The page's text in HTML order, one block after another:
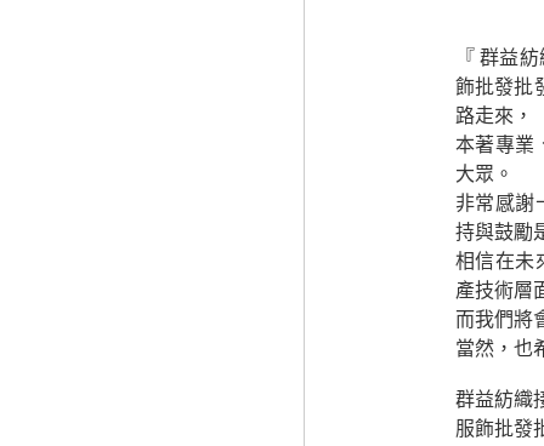
『 群益
飾批發批
路走來，
本著專業
大眾。
非常感謝
持與鼓勵
相信在未
產技術層
而我們將
當然，也
群益紡織
服飾批發